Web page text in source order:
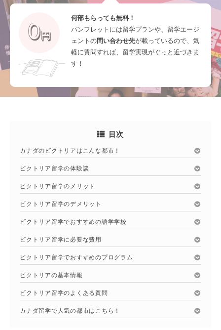
何部もらっても無料！
パンフレットには留学プランや、留学エージ
ェントの問い合わせ先が載っているので、気
軽に質問すれば、留学実現がぐっと近づきま
す！
目次
カナダのビクトリアはこんな都市！
ビクトリア留学の体験談
ビクトリア留学のメリット
ビクトリア留学のデメリット
ビクトリア留学でおすすめの語学学校
ビクトリア留学に必要な費用
ビクトリア留学でおすすめのプログラム
ビクトリアの基本情報
ビクトリア留学のよくある質問
カナダ留学で人気の都市はこちら！